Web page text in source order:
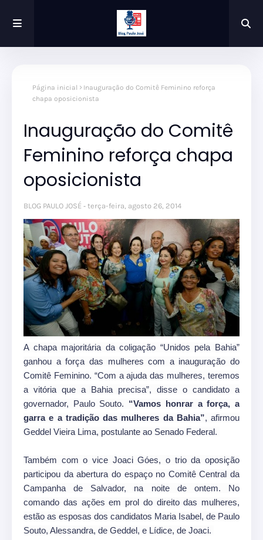
Página inicial
Inauguração do Comitê Feminino reforça
chapa oposicionista
Inauguração do Comitê
Feminino reforça chapa
oposicionista
BLOG PAULO JOSÉ terça-feira, agosto 26, 2014
A chapa majoritária da coligação “Unidos pela Bahia”
ganhou a força das mulheres com a inauguração do
Comitê Feminino. “Com a ajuda das mulheres, teremos
a vitória que a Bahia precisa”, disse o candidato a
governador, Paulo Souto. “Vamos honrar a força, a
garra e a tradição das mulheres da Bahia”, afirmou
Geddel Vieira Lima, postulante ao Senado Federal.
Também com o vice Joaci Góes, o trio da oposição
participou da abertura do espaço no Comitê Central da
Campanha de Salvador, na noite de ontem. No
comando das ações em prol do direito das mulheres,
estão as esposas dos candidatos Maria Isabel, de Paulo
Souto, Alessandra, de Geddel, e Lídice, de Joaci.